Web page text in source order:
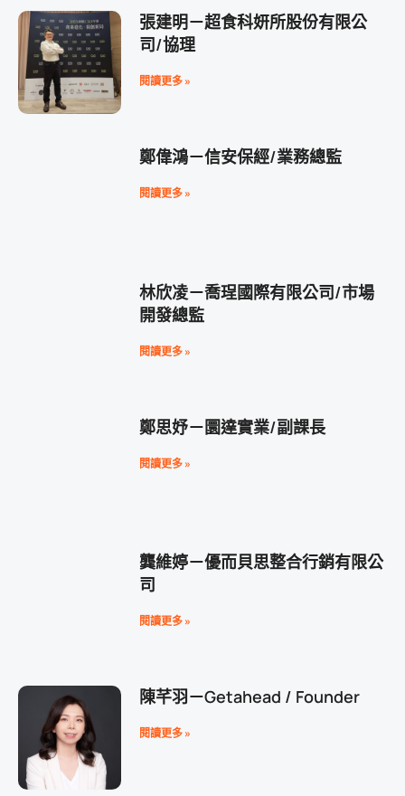
張建明－超食科妍所股份有限公
司/協理
閱讀更多 »
鄭偉鴻－信安保經/業務總監
閱讀更多 »
林欣凌－喬珵國際有限公司/市場
開發總監
閱讀更多 »
鄭思妤－圜達實業/副課長
閱讀更多 »
龔維婷－優而貝思整合行銷有限公
司
閱讀更多 »
陳芊羽－Getahead / Founder
閱讀更多 »